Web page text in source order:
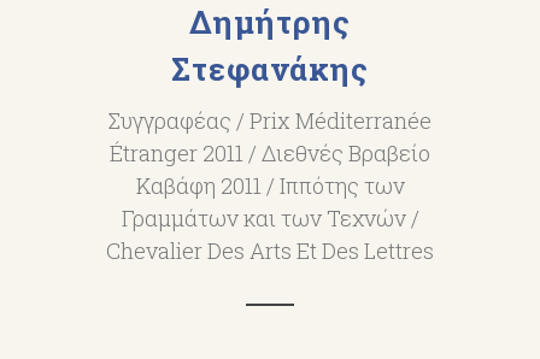
Δημήτρης
Στεφανάκης
Συγγραφέας / Prix Méditerranée
Étranger 2011 / Διεθνές Βραβείο
Καβάφη 2011 / Ιππότης των
Γραμμάτων και των Τεχνών /
Chevalier Des Arts Et Des Lettres